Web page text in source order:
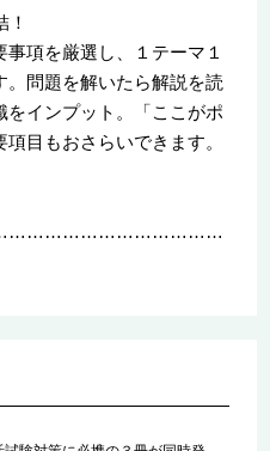
項を厳選し、１テーマ１
。問題を解いたら解説を読
をインプット。「ここがポ
目もおさらいできます。